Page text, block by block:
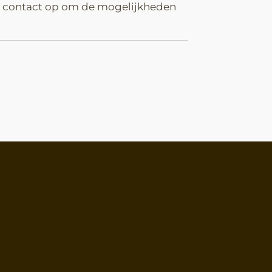
contact op om de mogelijkheden